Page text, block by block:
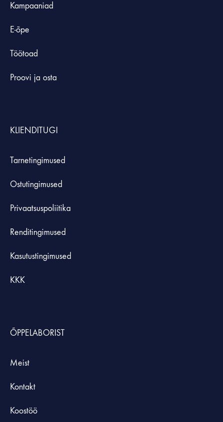
Kampaaniad
E-õpe
Töötoad
Proovi ja osta
KLIENDITUGI
Tarnetingimused
Ostutingimused
Privaatsuspoliitika
Renditingimused
Kasutustingimused
KKK
ÕPPELABORIST
Meist
Kontakt
Koostöö